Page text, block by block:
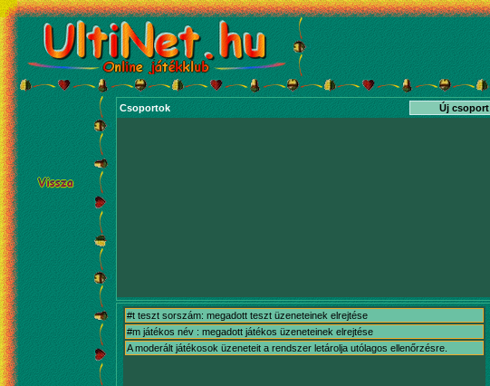
Csoportok Új csoport
#t teszt sorszám: megadott teszt üzeneteinek elrejtése
#m játékos név : megadott játékos üzeneteinek elrejtése
A moderált játékosok üzeneteit a rendszer letárolja utólagos ellenőrzésre.